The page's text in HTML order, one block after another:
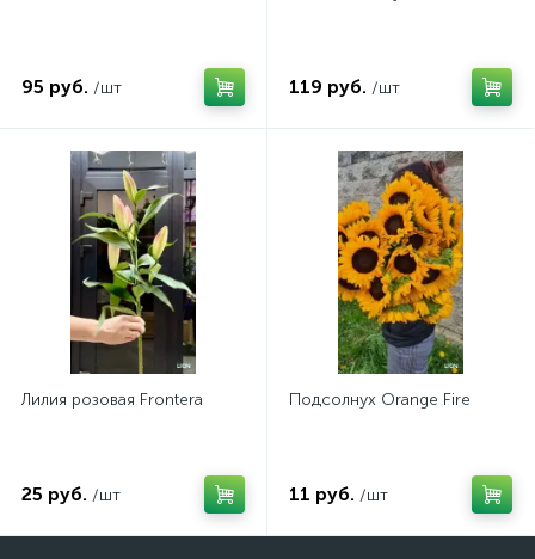
95 руб. /шт 119 руб. /шт
Лилия розовая Frontera
25 руб. /шт
Подсолнух Orange Fire
11 руб. /шт